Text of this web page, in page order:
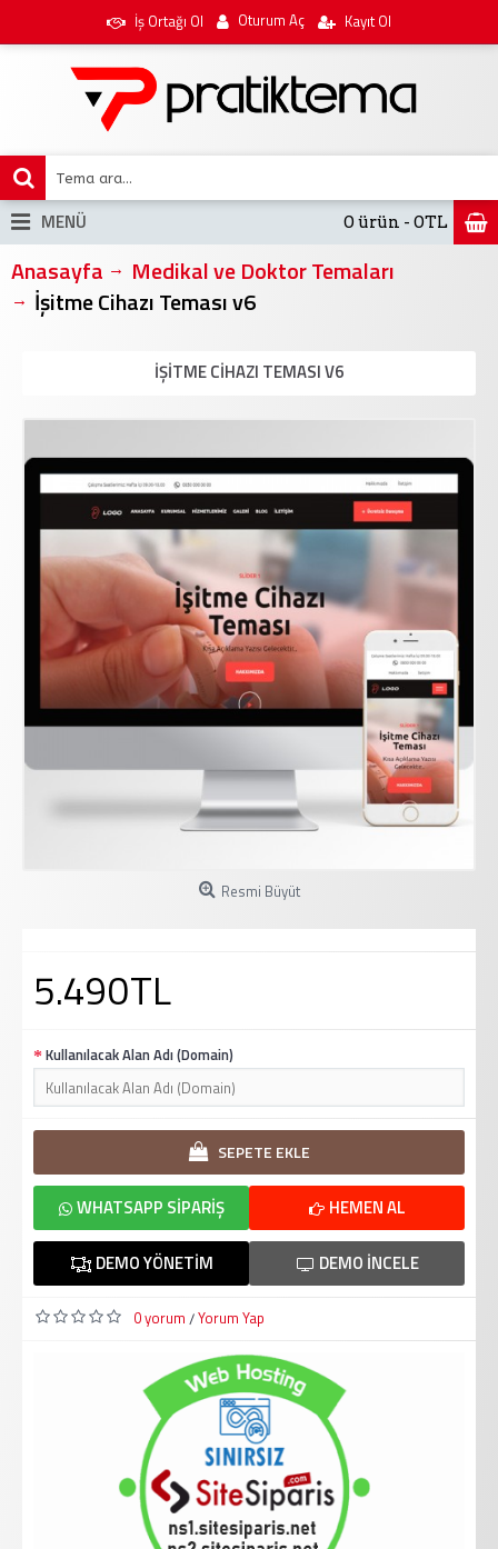
İş Ortağı Ol Oturum Aç Kayıt Ol
0 ürün - 0TL
MENÜ
Anasayfa
Medikal ve Doktor Temaları
İşitme Cihazı Teması v6
İŞITME CIHAZI TEMASI V6
Resmi Büyüt
5.490TL
Kullanılacak Alan Adı (Domain)
SEPETE EKLE
HEMEN AL
WHATSAPP SIPARIŞ
DEMO İNCELE
DEMO YÖNETIM
0 yorum /Yorum Yap